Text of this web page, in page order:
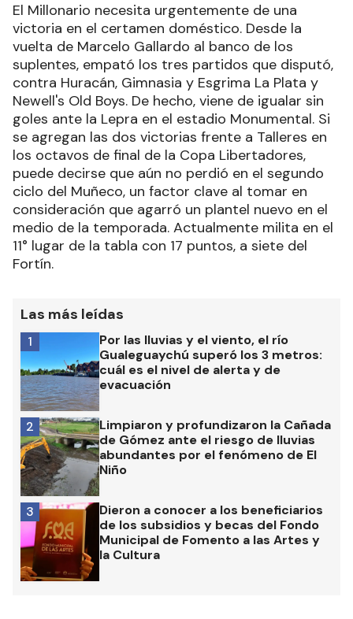
El Millonario necesita urgentemente de una
victoria en el certamen doméstico. Desde la
vuelta de Marcelo Gallardo al banco de los
suplentes, empató los tres partidos que disputó,
contra Huracán, Gimnasia y Esgrima La Plata y
Newell's Old Boys. De hecho, viene de igualar sin
goles ante la Lepra en el estadio Monumental. Si
se agregan las dos victorias frente a Talleres en
los octavos de final de la Copa Libertadores,
puede decirse que aún no perdió en el segundo
ciclo del Muñeco, un factor clave al tomar en
consideración que agarró un plantel nuevo en el
medio de la temporada. Actualmente milita en el
11° lugar de la tabla con 17 puntos, a siete del
Fortín.
Las más leídas
Por las lluvias y el viento, el río
Gualeguaychú superó los 3 metros:
cuál es el nivel de alerta y de
evacuación
1
Limpiaron y profundizaron la Cañada
de Gómez ante el riesgo de lluvias
abundantes por el fenómeno de El
Niño
2
Dieron a conocer a los beneficiarios
de los subsidios y becas del Fondo
Municipal de Fomento a las Artes y
la Cultura
3